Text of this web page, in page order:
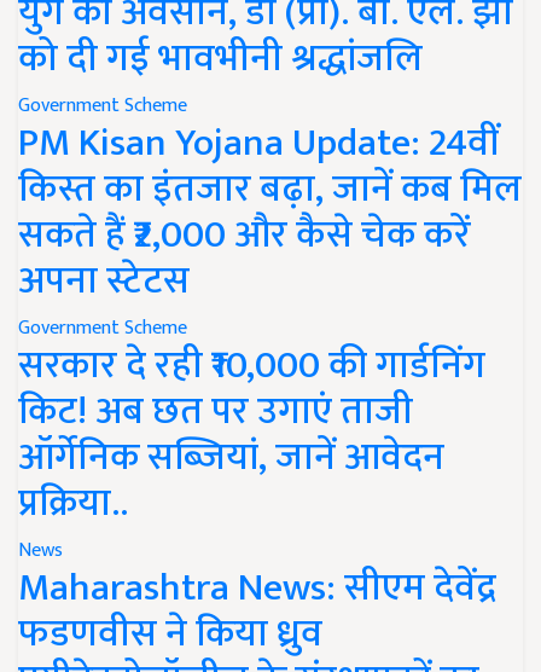
युग का अवसान, डॉ (प्रो). बी. एल. झा
को दी गई भावभीनी श्रद्धांजलि
Government Scheme
PM Kisan Yojana Update: 24वीं
किस्त का इंतजार बढ़ा, जानें कब मिल
सकते हैं ₹2,000 और कैसे चेक करें
अपना स्टेटस
Government Scheme
सरकार दे रही ₹10,000 की गार्डनिंग
किट! अब छत पर उगाएं ताजी
ऑर्गेनिक सब्जियां, जानें आवेदन
प्रक्रिया..
News
Maharashtra News: सीएम देवेंद्र
फडणवीस ने किया ध्रुव